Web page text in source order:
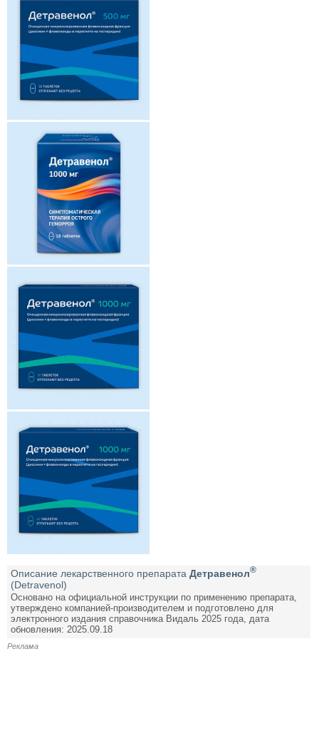
Описание лекарственного препарата Детравенол®
(Detravenol)
Основано на официальной инструкции по применению препарата,
утверждено компанией-производителем и подготовлено для
электронного издания справочника Видаль 2025 года, дата
обновления: 2025.09.18
Реклама